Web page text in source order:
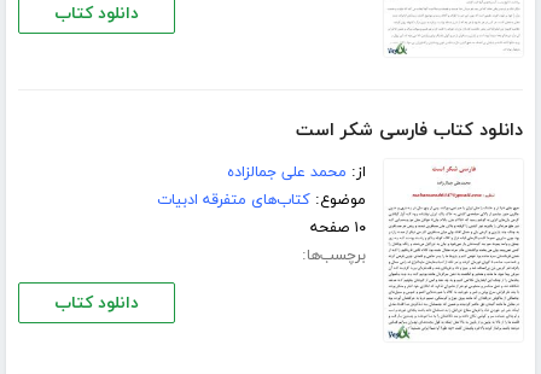
دانلود کتاب
دانلود کتاب فارسی شکر است
از: محمد علی جمالزاده
موضوع:کتاب‌های متفرقه ادبیات
۱۰ صفحه
برچسب‌ها:
دانلود کتاب